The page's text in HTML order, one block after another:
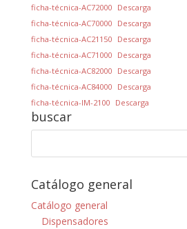
ficha-técnica-AC72000
Descarga
ficha-técnica-AC70000
Descarga
ficha-técnica-AC21150
Descarga
ficha-técnica-AC71000
Descarga
ficha-técnica-AC82000
Descarga
ficha-técnica-AC84000
Descarga
ficha-técnica-IM-2100
Descarga
buscar
Catálogo general
Catálogo general
Dispensadores